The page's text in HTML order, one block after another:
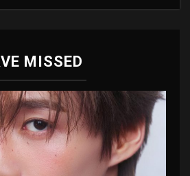
MISSED